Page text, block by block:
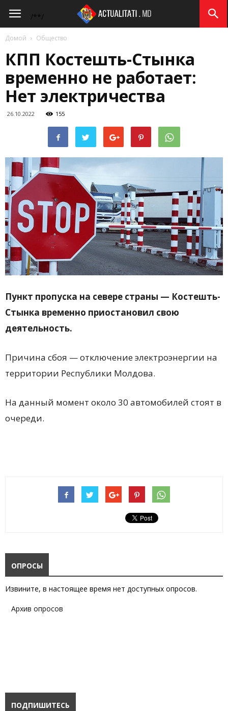
/**/
Actualitati.md
Домой Общество
КПП Костешть-Стынка
временно не работает:
Нет электричества
26.10.2022 155
Пункт пропуска на севере страны — Костешть-
Стынка временно приостановил свою
деятельность.
Причина сбоя — отключение электроэнергии на
территории Республики Молдова.
На данный момент около 30 автомобилей стоят в
очереди.
ОПРОСЫ
Извините, в настоящее время нет доступных опросов.
Архив опросов
ПОДПИШИТЕСЬ